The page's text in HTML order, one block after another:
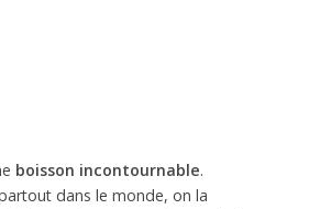
boisson incontournable.
dans le monde, on la